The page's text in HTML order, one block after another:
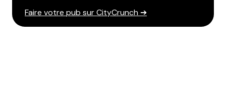
Faire votre pub sur CityCrunch ➔